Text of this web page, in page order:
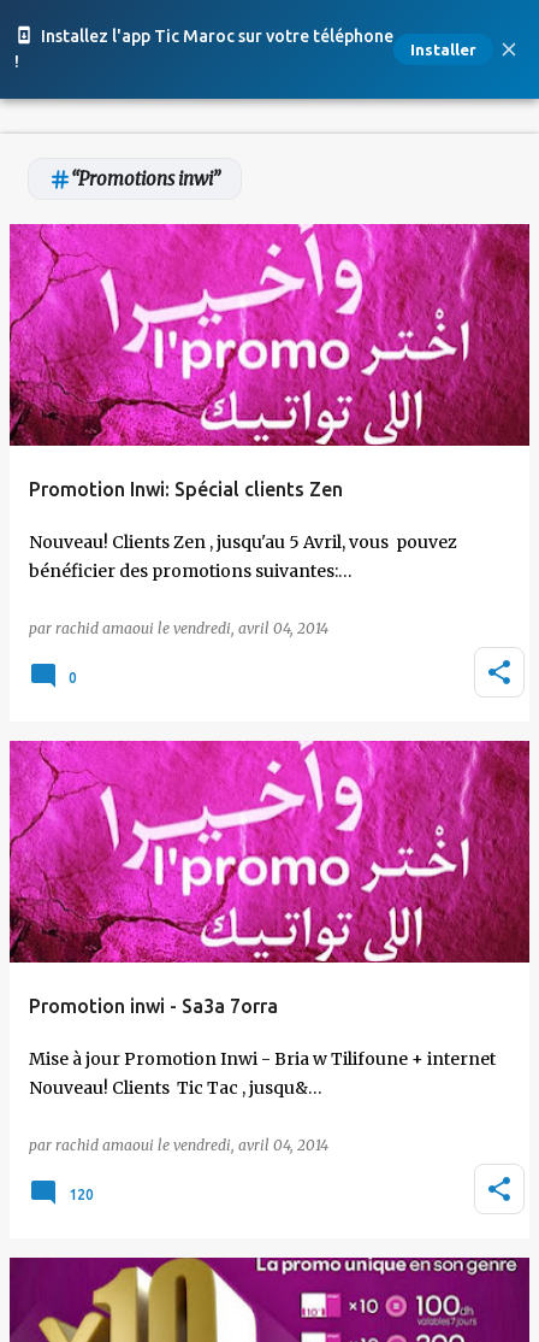
Installez l'app Tic Maroc sur votre téléphone
!
Installer
Accéder au contenu principal
Promotions inwi
A
r
t
c
Promotion Inwi: Spécial clients Zen
Nouveau! Clients Zen , jusqu'au 5 Avril, vous pouvez
bénéficier des promotions suivantes:…
par rachid amaoui le vendredi, avril 04, 2014
0
Promotion inwi - Sa3a 7orra
Mise à jour Promotion Inwi - Bria w Tilifoune + internet
Nouveau! Clients Tic Tac , jusqu&…
par rachid amaoui le vendredi, avril 04, 2014
120